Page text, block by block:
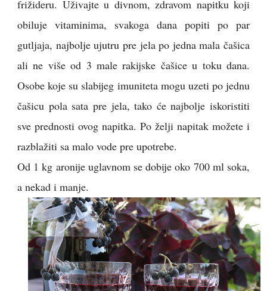
frižideru. Uživajte u divnom, zdravom napitku koji
obiluje vitaminima, svakoga dana popiti po par
gutljaja, najbolje ujutru pre jela po jedna mala čašica
ali ne više od 3 male rakijske čašice u toku dana.
Osobe koje su slabijeg imuniteta mogu uzeti po jednu
čašicu pola sata pre jela, tako će najbolje iskoristiti
sve prednosti ovog napitka. Po želji napitak možete i
razblažiti sa malo vode pre upotrebe.
Od 1 kg aronije uglavnom se dobije oko 700 ml soka,
a nekad i manje.